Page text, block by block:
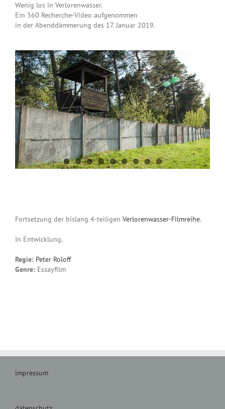
Wenig los in Verlorenwasser.
Ein 360 Recherche-Video aufgenommen
in der Abenddämmerung des 17. Januar 2019.
Fortsetzung der bislang 4-teiligen Verlorenwasser-Filmreihe.
In Entwicklung.
Regie: Peter Roloff
Genre: Essayfilm
impressum